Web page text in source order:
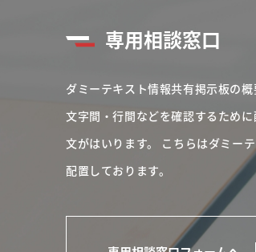
専用相談窓口
ダミーテキスト情報共有掲示板の
文字間・行間などを確認するため
文がはいります。 こちらはダミー
配置しております。